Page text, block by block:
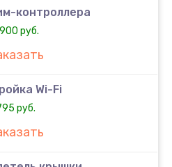
контроллера
руб.
Wi-Fi
руб.